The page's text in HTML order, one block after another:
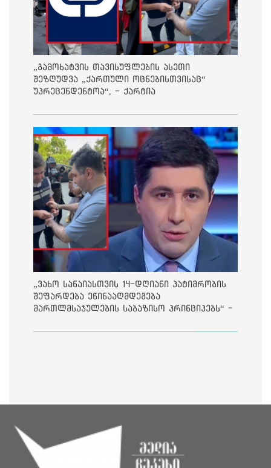
„გამოხატვის თავისუფლების ასეთი
შეზღუდვა „ქართული ოცნებისთვისაც“
უპრეცენდენტოა“, - ქარტია
„ვახო სანაიასთვის 14-დღიანი პატიმრობის
შეფარდება ეწინააღმდეგება
მართლმსაჯულების საბაზისო პრინციპებს“ -